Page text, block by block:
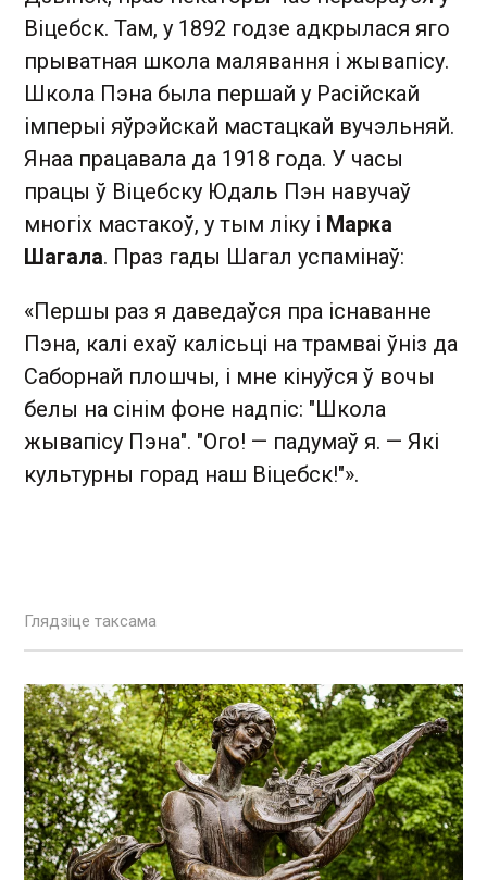
Віцебск. Там, у 1892 годзе адкрылася яго
прыватная школа малявання і жывапісу.
Школа Пэна была першай у Расійскай
імперыі яўрэйскай мастацкай вучэльняй.
Янаа працавала да 1918 года. У часы
працы ў Віцебску Юдаль Пэн навучаў
многіх мастакоў, у тым ліку і Марка
Шагала. Праз гады Шагал успамінаў:
«Першы раз я даведаўся пра існаванне
Пэна, калі ехаў калісьці на трамваі ўніз да
Саборнай плошчы, і мне кінуўся ў вочы
белы на сінім фоне надпіс: "Школа
жывапісу Пэна". "Ого! — падумаў я. — Які
культурны горад наш Віцебск!"».
Глядзіце таксама